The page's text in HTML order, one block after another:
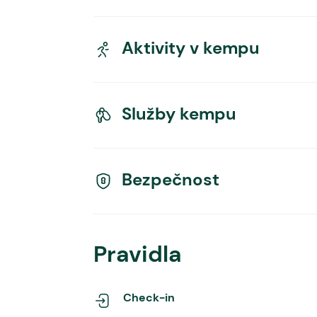
Aktivity v kempu
Služby kempu
Bezpečnost
Pravidla
Check-in